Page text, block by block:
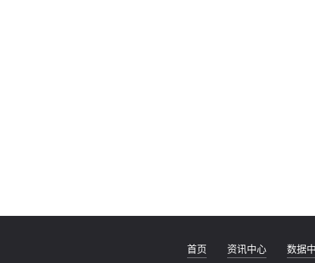
首页 资讯中心 数据